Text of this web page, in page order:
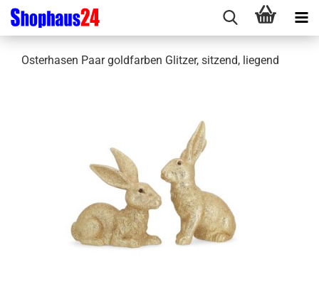
Osterhasen Paar goldfarben Glitzer, sitzend, liegend